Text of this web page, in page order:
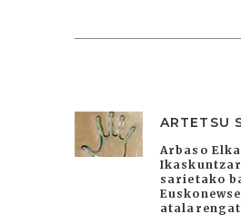
ARTETSU
Arbaso
sarietako